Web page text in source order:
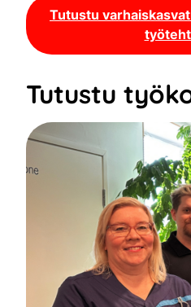
Tutustu
Tutustu